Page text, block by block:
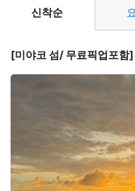
신착순
[미야코 섬/ 무료픽업포함